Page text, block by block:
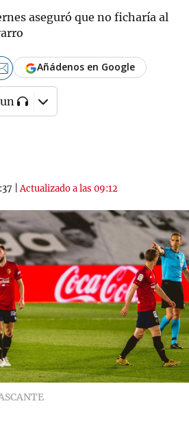
aseguró que no ficharía al
|Actualizado a las 09:12
Añádenos en Google